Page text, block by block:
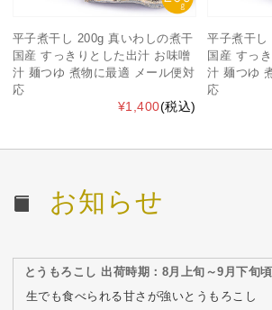
平子煮干し 200g 真いわしの煮干
国産 すっきりとした出汁 お味噌
汁 麺つゆ 煮物に最適 メール便対
応
¥1,400(税込)
平子煮干し
国産 すっ
汁 麺つゆ
応
お知らせ
とうもろこし 出荷時期：8月上旬～9月下旬頃
生でも食べられる甘さが強いとうもろこし